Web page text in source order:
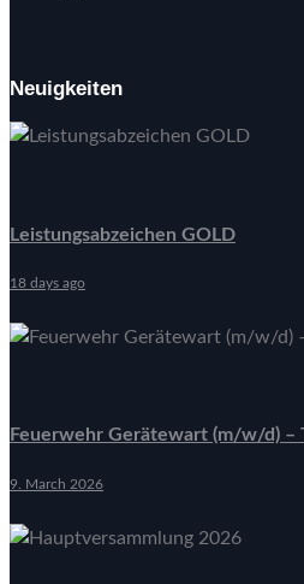
Neuigkeiten
Leistungsabzeichen GOLD
18 days ago
Feuerwehr Gerätewart (m/w/d) –
9. March 2026